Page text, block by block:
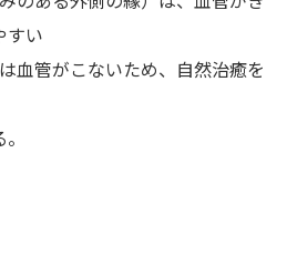
すい
血管がこないため、自然治癒を